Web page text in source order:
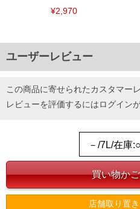
¥2,970
ユーザーレビュー
この商品に寄せられたカスタマー
レビューを評価するにはログイン
店舗取り置